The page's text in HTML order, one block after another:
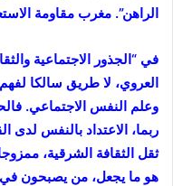
الراهن”. مغرب مقاومة
في “الجذور الاجتماعية
العروي، لا طريق سالكا
وعلم النفس الاجتماعي.
ربما، الاعتداد بالنفس لدى
ثقل الثقافة الشرقية،
هو ما يجعل، من يصبحون